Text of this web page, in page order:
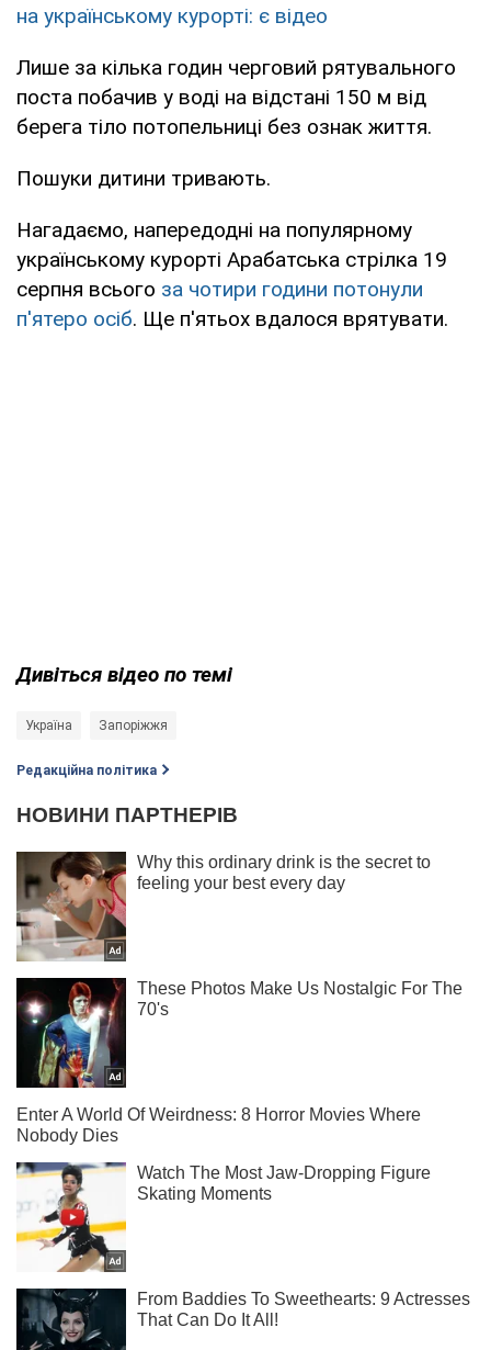
на українському курорті: є відео
Лише за кілька годин черговий рятувального
поста побачив у воді на відстані 150 м від
берега тіло потопельниці без ознак життя.
Пошуки дитини тривають.
Нагадаємо, напередодні на популярному
українському курорті Арабатська стрілка 19
серпня всього за чотири години потонули
п'ятеро осіб. Ще п'ятьох вдалося врятувати.
Дивіться відео по темі
Україна Запоріжжя
Редакційна політика